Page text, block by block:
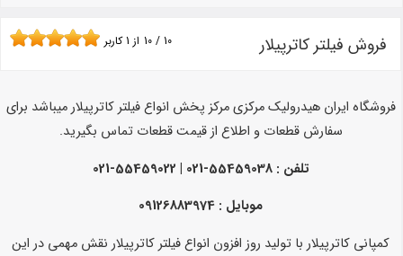
فروش فیلتر کاترپیلار 10 / 10 از 1کاربر
فروشگاه ایران هیدرولیک مرکزی مرکز پخش انواع فیلتر کاترپیلار میباشد برای
سفارش قطعات و اطلاع از قیمت قطعات تماس بگیرید.
تلفن :55459038-021 | 55459022-021
موبایل : 09126883974
کمپانی کاترپیلار با تولید روز افزون انواع فیلتر کاترپیلار نقش مهمی در این